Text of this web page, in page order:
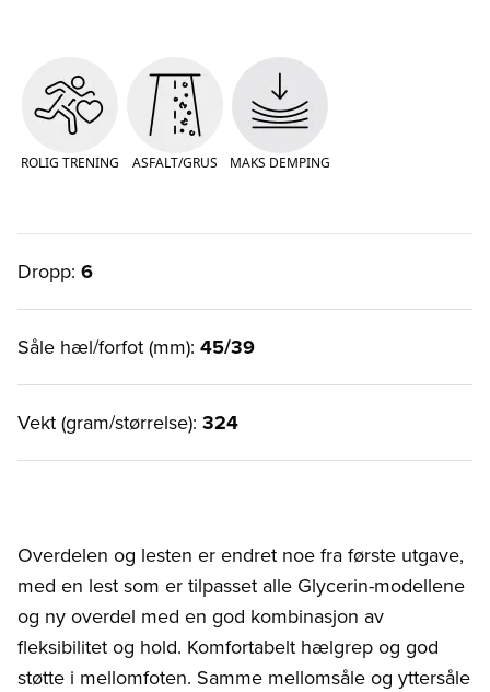
ROLIG TRENING ASFALT/GRUS MAKS DEMPING
Dropp: 6
Såle hæl/forfot (mm): 45/39
Vekt (gram/størrelse): 324
Overdelen og lesten er endret noe fra første utgave,
med en lest som er tilpasset alle Glycerin-modellene
og ny overdel med en god kombinasjon av
fleksibilitet og hold. Komfortabelt hælgrep og god
støtte i mellomfoten. Samme mellomsåle og yttersåle